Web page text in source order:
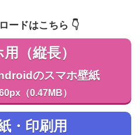
ードはこちら 👇️
（縦長）
のスマホ壁紙
（0.47MB）
・印刷用